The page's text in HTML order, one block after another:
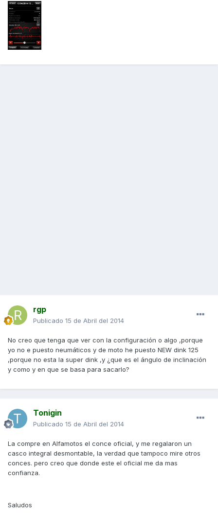
rgp
Publicado 15 de Abril del 2014
No creo que tenga que ver con la configuración o algo ,porque
yo no e puesto neumáticos y de moto he puesto NEW dink 125
,porque no esta la super dink ,y ¿que es el ángulo de inclinación
y como y en que se basa para sacarlo?
Tonigin
Publicado 15 de Abril del 2014
La compre en Alfamotos el conce oficial, y me regalaron un
casco integral desmontable, la verdad que tampoco mire otros
conces. pero creo que donde este el oficial me da mas
confianza.
Saludos